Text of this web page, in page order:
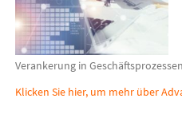
Verankerung in
Klicken Sie hier, um mehr über